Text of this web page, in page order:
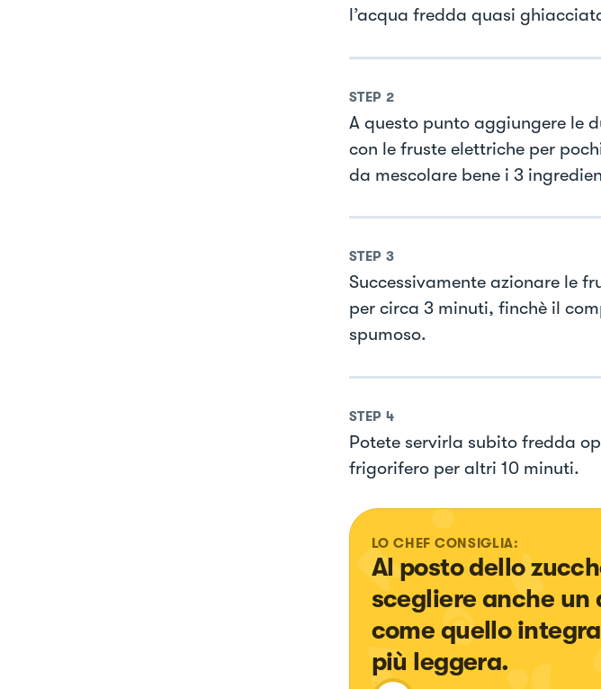
l’acqua fredda quasi
STEP 2
A questo punto aggiungere le
con le fruste elettriche per
da mescolare bene i 3
STEP 3
Successivamente azionare le
per circa 3 minuti, finchè il
spumoso.
STEP 4
Potete servirla subito fredda
frigorifero per altri 10 minuti.
LO CHEF CONSIGLIA:
Al posto dello
scegliere anche
come quello
più leggera.